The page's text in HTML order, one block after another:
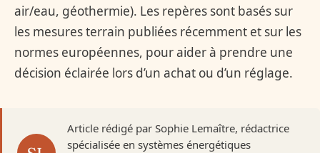
air/eau, géothermie). Les repères sont basés sur
les mesures terrain publiées récemment et sur les
normes européennes, pour aider à prendre une
décision éclairée lors d’un achat ou d’un réglage.
Article rédigé par Sophie Lemaître, rédactrice
spécialisée en systèmes énergétiques